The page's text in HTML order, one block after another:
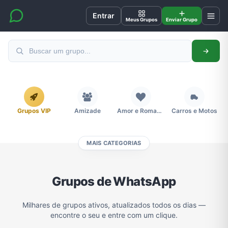
Entrar Meus Grupos Enviar Grupo
Grupos VIP Amizade Amor e Romance Carros e Motos
MAIS CATEGORIAS
Grupos de WhatsApp
Milhares de grupos ativos, atualizados todos os dias —
encontre o seu e entre com um clique.